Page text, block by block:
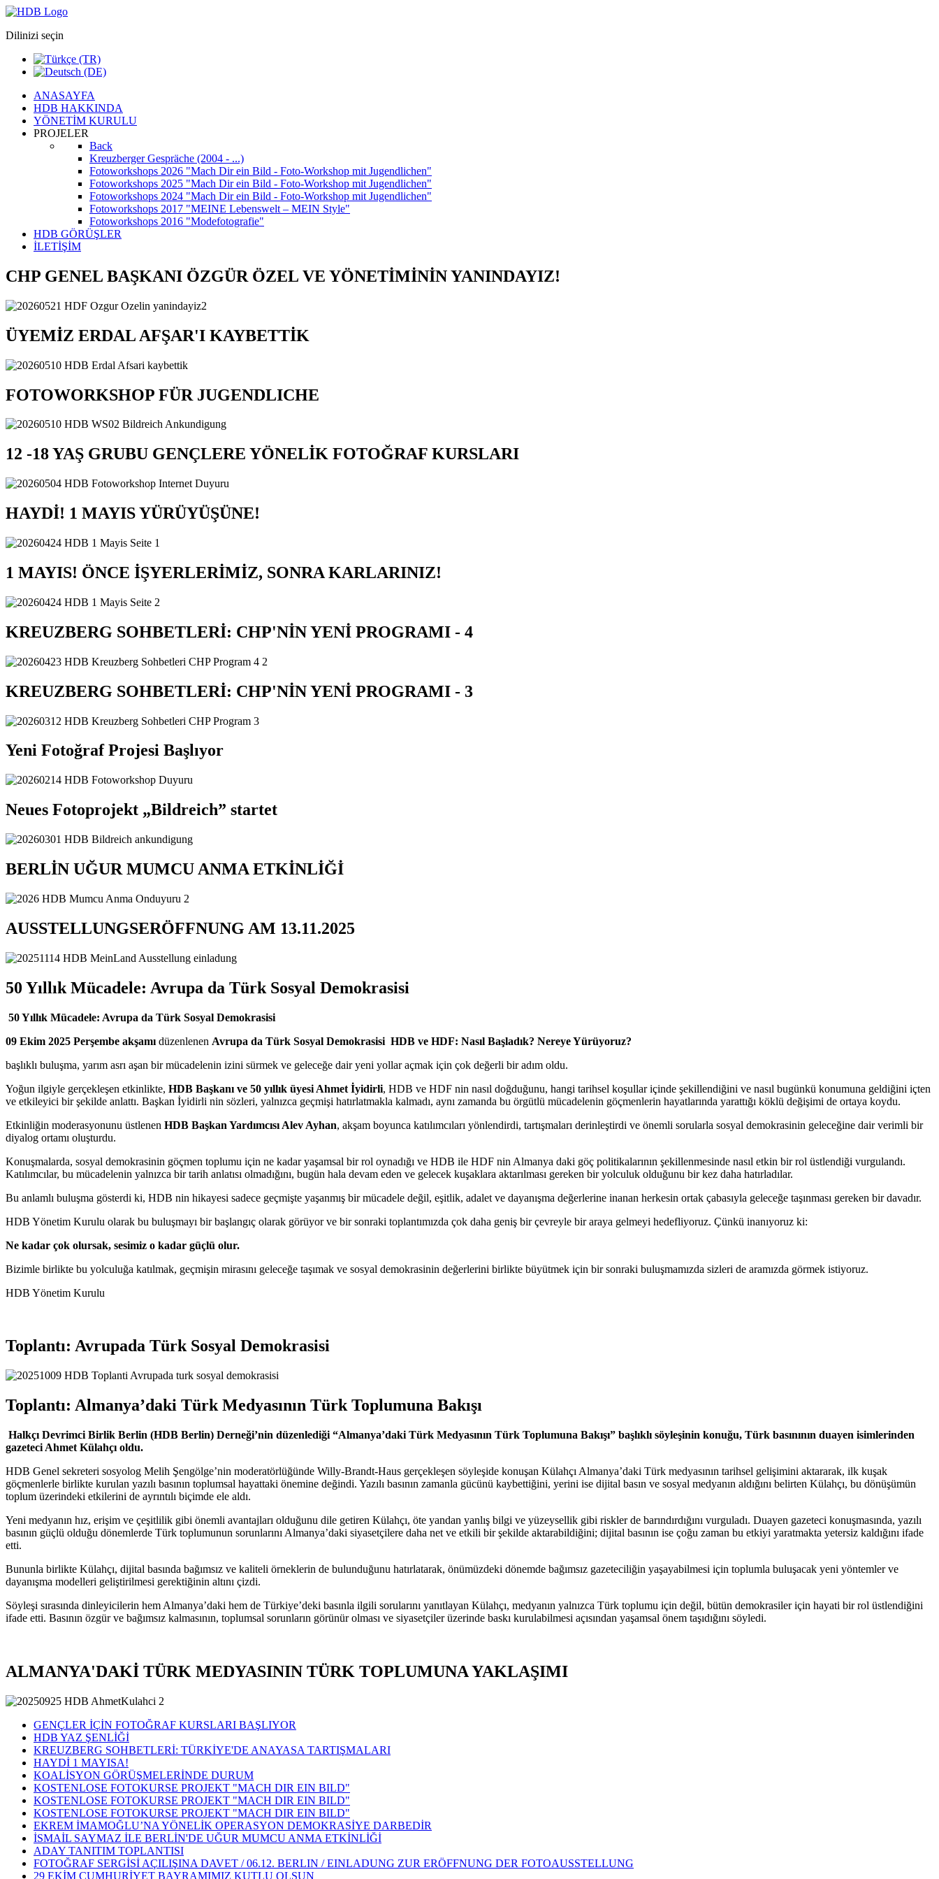
Dilinizi seçin
ANASAYFA
HDB HAKKINDA
YÖNETİM KURULU
PROJELER
Back
Kreuzberger Gespräche (2004 - ...)
Fotoworkshops 2026 "Mach Dir ein Bild - Foto-Workshop mit Jugendlichen"
Fotoworkshops 2025 "Mach Dir ein Bild - Foto-Workshop mit Jugendlichen"
Fotoworkshops 2024 "Mach Dir ein Bild - Foto-Workshop mit Jugendlichen"
Fotoworkshops 2017 "MEINE Lebenswelt – MEIN Style"
Fotoworkshops 2016 "Modefotografie"
HDB GÖRÜŞLER
İLETİŞİM
CHP GENEL BAŞKANI ÖZGÜR ÖZEL VE YÖNETİMİNİN YANINDAYIZ!
ÜYEMİZ ERDAL AFŞAR'I KAYBETTİK
FOTOWORKSHOP FÜR JUGENDLICHE
12 -18 YAŞ GRUBU GENÇLERE YÖNELİK FOTOĞRAF KURSLARI
HAYDİ! 1 MAYIS YÜRÜYÜŞÜNE!
1 MAYIS! ÖNCE İŞYERLERİMİZ, SONRA KARLARINIZ!
KREUZBERG SOHBETLERİ: CHP'NİN YENİ PROGRAMI - 4
KREUZBERG SOHBETLERİ: CHP'NİN YENİ PROGRAMI - 3
Yeni Fotoğraf Projesi Başlıyor
Neues Fotoprojekt „Bildreich” startet
BERLİN UĞUR MUMCU ANMA ETKİNLİĞİ
AUSSTELLUNGSERÖFFNUNG AM 13.11.2025
50 Yıllık Mücadele: Avrupa da Türk Sosyal Demokrasisi
50 Yıllık Mücadele: Avrupa da Türk Sosyal Demokrasisi
09 Ekim 2025 Perşembe akşamı düzenlenen Avrupa da Türk Sosyal Demokrasisi HDB ve HDF: Nasıl Başladık? Nereye Yürüyoruz?
başlıklı buluşma, yarım asrı aşan bir mücadelenin izini sürmek ve geleceğe dair yeni yollar açmak için çok değerli bir adım oldu.
Yoğun ilgiyle gerçekleşen etkinlikte, HDB Başkanı ve 50 yıllık üyesi Ahmet İyidirli, HDB ve HDF nin nasıl doğduğunu, hangi tarihsel koşullar içinde şekillendiğini ve nasıl bugünkü konumuna geldiğini içten
ve etkileyici bir şekilde anlattı. Başkan İyidirli nin sözleri, yalnızca geçmişi hatırlatmakla kalmadı, aynı zamanda bu örgütlü mücadelenin göçmenlerin hayatlarında yarattığı köklü değişimi de ortaya koydu.
Etkinliğin moderasyonunu üstlenen HDB Başkan Yardımcısı Alev Ayhan, akşam boyunca katılımcıları yönlendirdi, tartışmaları derinleştirdi ve önemli sorularla sosyal demokrasinin geleceğine dair verimli bir
diyalog ortamı oluşturdu.
Konuşmalarda, sosyal demokrasinin göçmen toplumu için ne kadar yaşamsal bir rol oynadığı ve HDB ile HDF nin Almanya daki göç politikalarının şekillenmesinde nasıl etkin bir rol üstlendiği vurgulandı.
Katılımcılar, bu mücadelenin yalnızca bir tarih anlatısı olmadığını, bugün hala devam eden ve gelecek kuşaklara aktarılması gereken bir yolculuk olduğunu bir kez daha hatırladılar.
Bu anlamlı buluşma gösterdi ki, HDB nin hikayesi sadece geçmişte yaşanmış bir mücadele değil, eşitlik, adalet ve dayanışma değerlerine inanan herkesin ortak çabasıyla geleceğe taşınması gereken bir davadır.
HDB Yönetim Kurulu olarak bu buluşmayı bir başlangıç olarak görüyor ve bir sonraki toplantımızda çok daha geniş bir çevreyle bir araya gelmeyi hedefliyoruz. Çünkü inanıyoruz ki:
Ne kadar çok olursak, sesimiz o kadar güçlü olur.
Bizimle birlikte bu yolculuğa katılmak, geçmişin mirasını geleceğe taşımak ve sosyal demokrasinin değerlerini birlikte büyütmek için bir sonraki buluşmamızda sizleri de aramızda görmek istiyoruz.
HDB Yönetim Kurulu
Toplantı: Avrupada Türk Sosyal Demokrasisi
Toplantı: Almanya’daki Türk Medyasının Türk Toplumuna Bakışı
Halkçı Devrimci Birlik Berlin (HDB Berlin) Derneği’nin düzenlediği “Almanya’daki Türk Medyasının Türk Toplumuna Bakışı” başlıklı söyleşinin konuğu, Türk basınının duayen isimlerinden
gazeteci Ahmet Külahçı oldu.
HDB Genel sekreteri sosyolog Melih Şengölge’nin moderatörlüğünde Willy-Brandt-Haus gerçekleşen söyleşide konuşan Külahçı Almanya’daki Türk medyasının tarihsel gelişimini aktararak, ilk kuşak
göçmenlerle birlikte kurulan yazılı basının toplumsal hayattaki önemine değindi. Yazılı basının zamanla gücünü kaybettiğini, yerini ise dijital basın ve sosyal medyanın aldığını belirten Külahçı, bu dönüşümün
toplum üzerindeki etkilerini de ayrıntılı biçimde ele aldı.
Yeni medyanın hız, erişim ve çeşitlilik gibi önemli avantajları olduğunu dile getiren Külahçı, öte yandan yanlış bilgi ve yüzeysellik gibi riskler de barındırdığını vurguladı. Duayen gazeteci konuşmasında, yazılı
basının güçlü olduğu dönemlerde Türk toplumunun sorunlarını Almanya’daki siyasetçilere daha net ve etkili bir şekilde aktarabildiğini; dijital basının ise çoğu zaman bu etkiyi yaratmakta yetersiz kaldığını ifade
etti.
Bununla birlikte Külahçı, dijital basında bağımsız ve kaliteli örneklerin de bulunduğunu hatırlatarak, önümüzdeki dönemde bağımsız gazeteciliğin yaşayabilmesi için toplumla buluşacak yeni yöntemler ve
dayanışma modelleri geliştirilmesi gerektiğinin altını çizdi.
Söyleşi sırasında dinleyicilerin hem Almanya’daki hem de Türkiye’deki basınla ilgili sorularını yanıtlayan Külahçı, medyanın yalnızca Türk toplumu için değil, bütün demokrasiler için hayati bir rol üstlendiğini
ifade etti. Basının özgür ve bağımsız kalmasının, toplumsal sorunların görünür olması ve siyasetçiler üzerinde baskı kurulabilmesi açısından yaşamsal önem taşıdığını söyledi.
ALMANYA'DAKİ TÜRK MEDYASININ TÜRK TOPLUMUNA YAKLAŞIMI
GENÇLER İÇİN FOTOĞRAF KURSLARI BAŞLIYOR
HDB YAZ ŞENLİĞİ
KREUZBERG SOHBETLERİ: TÜRKİYE'DE ANAYASA TARTIŞMALARI
HAYDİ 1 MAYISA!
KOALİSYON GÖRÜŞMELERİNDE DURUM
KOSTENLOSE FOTOKURSE PROJEKT "MACH DIR EIN BILD"
KOSTENLOSE FOTOKURSE PROJEKT "MACH DIR EIN BILD"
KOSTENLOSE FOTOKURSE PROJEKT "MACH DIR EIN BILD"
EKREM İMAMOĞLU’NA YÖNELİK OPERASYON DEMOKRASİYE DARBEDİR
İSMAİL SAYMAZ İLE BERLİN'DE UĞUR MUMCU ANMA ETKİNLİĞİ
ADAY TANITIM TOPLANTISI
FOTOĞRAF SERGİSİ AÇILIŞINA DAVET / 06.12. BERLIN / EINLADUNG ZUR ERÖFFNUNG DER FOTOAUSSTELLUNG
29 EKİM CUMHURİYET BAYRAMIMIZ KUTLU OLSUN